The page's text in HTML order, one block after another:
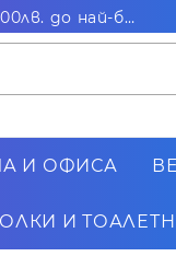
Безплатна доставка за поръчки на стойност над 102.26€ / 200лв. до най-близкия до Вас офис на Еконт
И ОФИСА
И